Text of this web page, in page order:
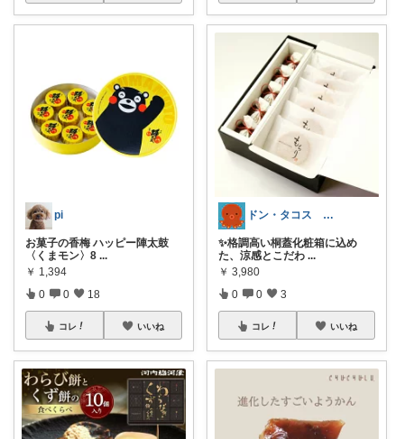
pi
お菓子の香梅 ハッピー陣太鼓
〈くまモン〉8 ...
￥ 1,394
0 0 18
コレ いいね
ドン・タコス 防災⚠️生活雑貨アウトドア
✨格調高い桐蓋化粧箱に込め
た、涼感とこだわ ...
￥ 3,980
0 0 3
コレ いいね